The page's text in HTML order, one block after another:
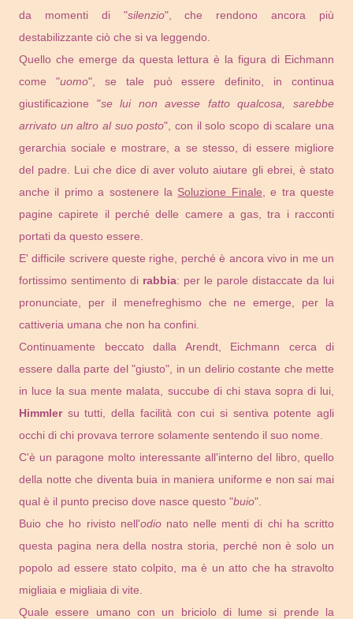
da momenti di "silenzio", che rendono ancora più
destabilizzante ciò che si va leggendo.
Quello che emerge da questa lettura è la figura di Eichmann
come "uomo", se tale può essere definito, in continua
giustificazione "se lui non avesse fatto qualcosa, sarebbe
arrivato un altro al suo posto", con il solo scopo di scalare una
gerarchia sociale e mostrare, a se stesso, di essere migliore
del padre. Lui che dice di aver voluto aiutare gli ebrei, è stato
anche il primo a sostenere la Soluzione Finale , e tra queste
pagine capirete il perché delle camere a gas, tra i racconti
portati da questo essere.
E' difficile scrivere queste righe, perché è ancora vivo in me un
fortissimo sentimento di rabbia: per le parole distaccate da lui
pronunciate, per il menefreghismo che ne emerge, per la
cattiveria umana che non ha confini.
Continuamente beccato dalla Arendt, Eichmann cerca di
essere dalla parte del "giusto", in un delirio costante che mette
in luce la sua mente malata, succube di chi stava sopra di lui,
Himmlersu tutti, della facilità con cui si sentiva potente agli
occhi di chi provava terrore solamente sentendo il suo nome.
C'è un paragone molto interessante all'interno del libro, quello
della notte che diventa buia in maniera uniforme e non sai mai
qual è il punto preciso dove nasce questo "buio".
Buio che ho rivisto nell'odionato nelle menti di chi ha scritto
questa pagina nera della nostra storia, perché non è solo un
popolo ad essere stato colpito, ma è un atto che ha stravolto
migliaia e migliaia di vite.
Quale essere umano con un briciolo di lume si prende la